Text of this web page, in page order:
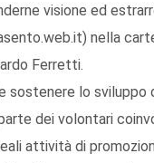
visione ed
nella
Ferretti.
sostenere lo
dei volontari
attività di